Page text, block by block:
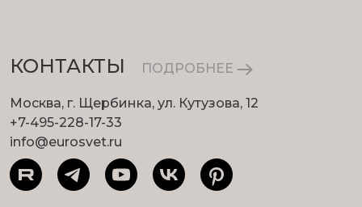
КОНТАКТЫ ПОДРОБНЕЕ
Москва, г. Щербинка, ул. Кутузова, 12
+7-495-228-17-33
info@eurosvet.ru